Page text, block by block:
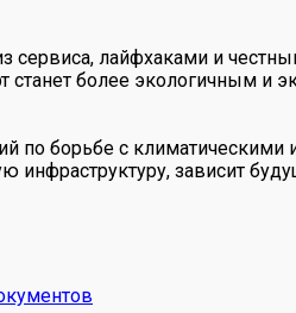
лайфхаками и
станет более экологичным
по борьбе с
зависит